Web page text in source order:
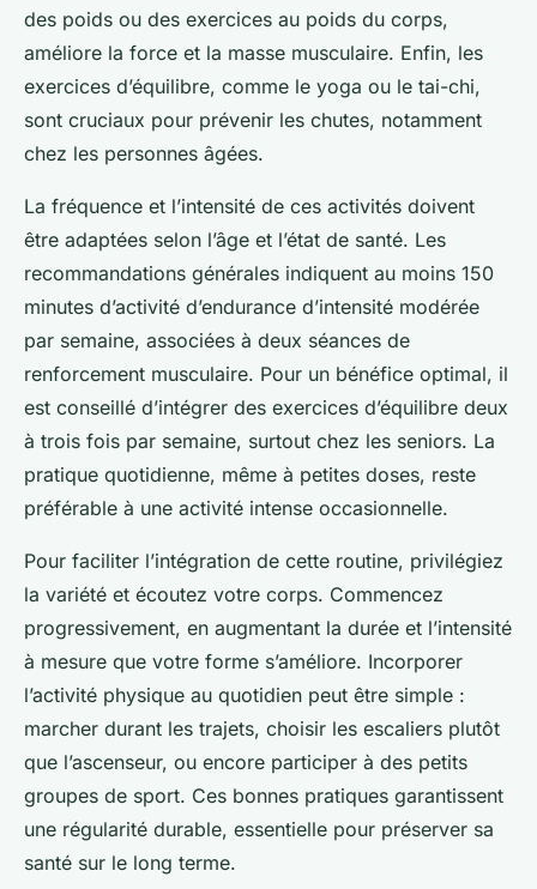
des poids ou des exercices au poids du corps,
améliore la force et la masse musculaire. Enfin, les
exercices d’équilibre, comme le yoga ou le tai-chi,
sont cruciaux pour prévenir les chutes, notamment
chez les personnes âgées.
La fréquence et l’intensité de ces activités doivent
être adaptées selon l’âge et l’état de santé. Les
recommandations générales indiquent au moins 150
minutes d’activité d’endurance d’intensité modérée
par semaine, associées à deux séances de
renforcement musculaire. Pour un bénéfice optimal, il
est conseillé d’intégrer des exercices d’équilibre deux
à trois fois par semaine, surtout chez les seniors. La
pratique quotidienne, même à petites doses, reste
préférable à une activité intense occasionnelle.
Pour faciliter l’intégration de cette routine, privilégiez
la variété et écoutez votre corps. Commencez
progressivement, en augmentant la durée et l’intensité
à mesure que votre forme s’améliore. Incorporer
l’activité physique au quotidien peut être simple :
marcher durant les trajets, choisir les escaliers plutôt
que l’ascenseur, ou encore participer à des petits
groupes de sport. Ces bonnes pratiques garantissent
une régularité durable, essentielle pour préserver sa
santé sur le long terme.